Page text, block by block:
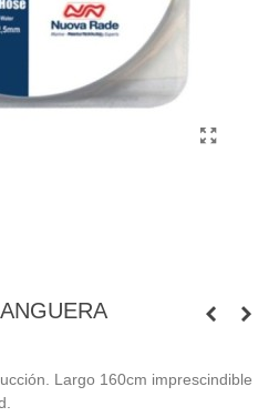
Largo 160cm imprescindible